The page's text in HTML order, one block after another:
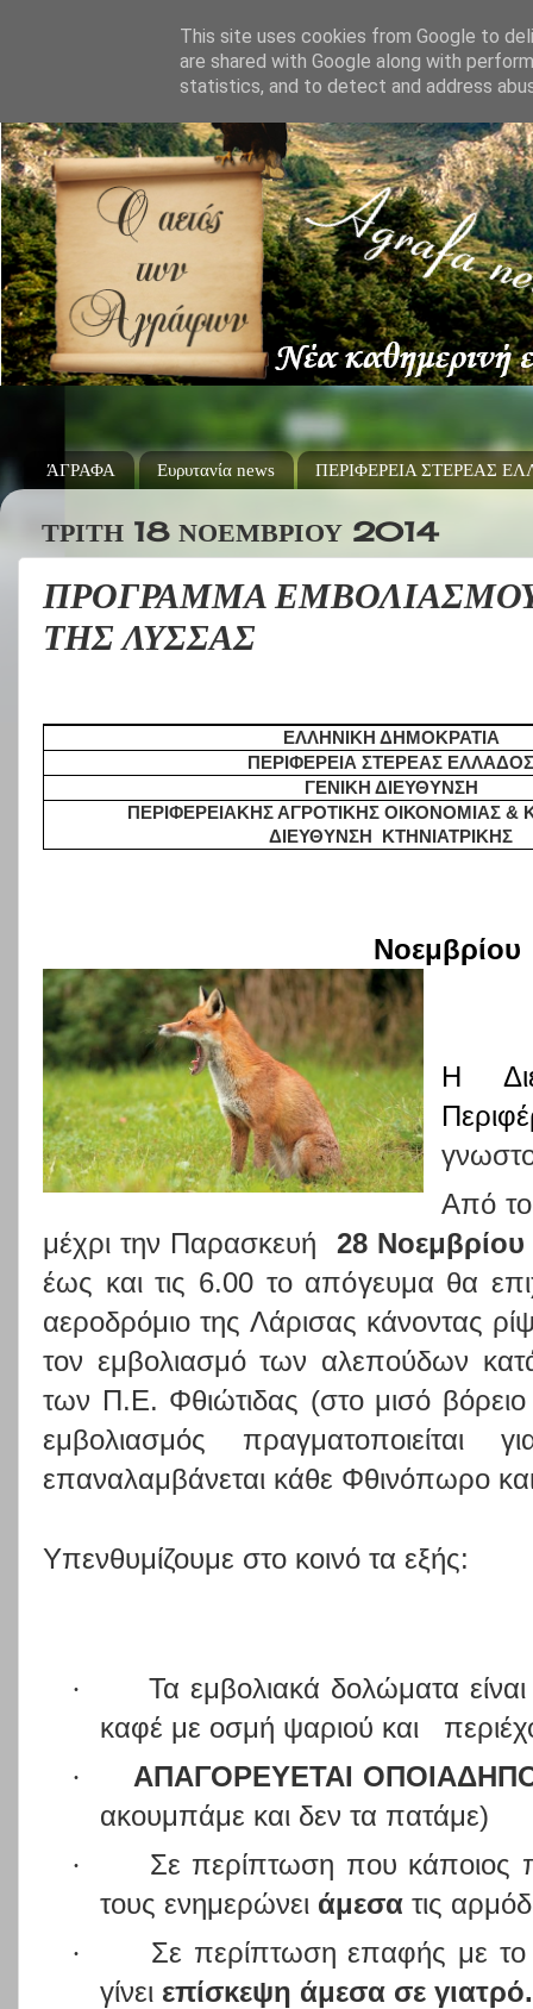
ΆΓΡΑΦΑ Ευρυτανία news ΠΕΡΙΦΕΡΕΙΑ ΣΤΕΡΕΑΣ
ΤΡΊΤΗ 18 ΝΟΕΜΒΡΊΟΥ 2014
ΠΡΟΓΡΑΜΜΑ
ΤΗΣ ΛΥΣΣΑΣ
ΕΛΛΗΝΙΚΗ ΔΗΜΟΚΡΑΤΙΑ
ΠΕΡΙΦΕΡΕΙΑ ΣΤΕΡΕΑΣ ΕΛΛΑΔΟΣ
ΓΕΝΙΚΗ ΔΙΕΥΘΥΝΣΗ
ΠΕΡΙΦΕΡΕΙΑΚΗΣ ΑΓΡΟΤΙΚΗΣ ΟΙΚΟΝΟΜΙΑΣ &
ΔΙΕΥΘΥΝΣΗ
ΚΤΗΝΙΑΤΡΙΚΗΣ
Νοεμβρίου
Η
Από
μέχρι την Παρασκευή
28 Νοεμβρίου
έως και τις 6.00 το απόγευμα θα
αεροδρόμιο της Λάρισας κάνοντας
τον εμβολιασμό των αλεπούδων
των Π.Ε. Φθιώτιδας (στο μισό
εμβολιασμός
επαναλαμβάνεται κάθε Φθινόπωρο
Υπενθυμίζουμε στο κοινό τα εξής:
·
Τα εμβολιακά δολώματα
καφέ με οσμή ψαριού και
·
ΑΠΑΓΟΡΕΥΕΤΑΙ
ακουμπάμε και δεν τα πατάμε)
·
Σε περίπτωση που κάποιος
τους ενημερώνει άμεσατις
·
Σε περίπτωση επαφής με
γίνει επίσκεψη άμεσα σε γιατρό.
This site uses cookies from Google to
are shared with Google along with
statistics, and to detect and address